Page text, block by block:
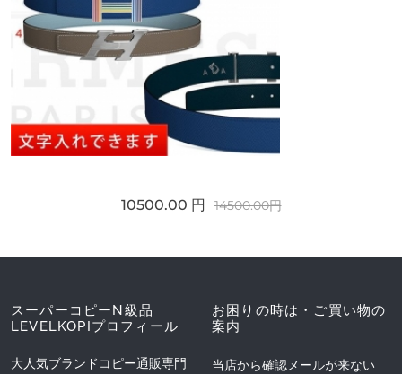
10500.00 円 14500.00円
スーパーコピーN級品
LEVELKOPIプロフィール
大人気ブランドコピー通販専門
お困りの時は・ご買い物の
案内
当店から確認メールが来ない